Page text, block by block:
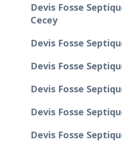
Devis Fosse
Cecey
Devis Fosse
Devis Fosse
Devis Fosse
Devis Fosse
Devis Fosse